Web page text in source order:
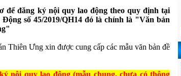
để đăng ký nội quy lao động theo quy định tại
số 45/2019/QH14 đó là chính là "Văn bản
Thiên Ưng xin được cung cấp các mẫu văn bản đề
nội quy lao động (mẫu chung, chưa có thông